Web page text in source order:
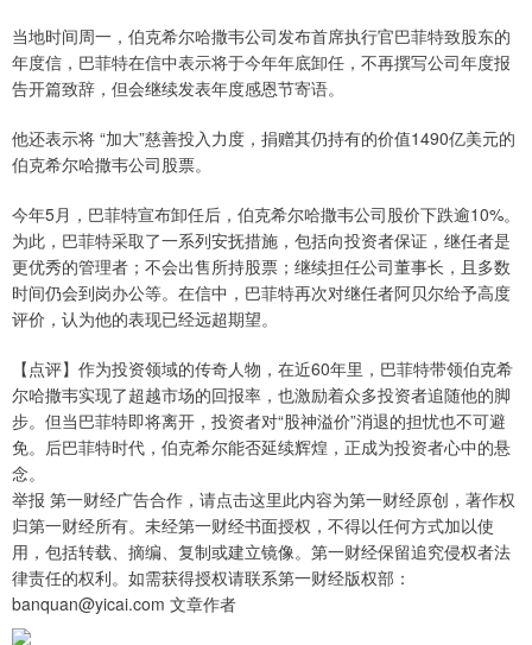
当地时间周一，伯克希尔哈撒韦公司发布首席执行官巴菲特致股东的
年度信，巴菲特在信中表示将于今年年底卸任，不再撰写公司年度报
告开篇致辞，但会继续发表年度感恩节寄语。
他还表示将 “加大”慈善投入力度，捐赠其仍持有的价值1490亿美元的
伯克希尔哈撒韦公司股票。
今年5月，巴菲特宣布卸任后，伯克希尔哈撒韦公司股价下跌逾10%。
为此，巴菲特采取了一系列安抚措施，包括向投资者保证，继任者是
更优秀的管理者；不会出售所持股票；继续担任公司董事长，且多数
时间仍会到岗办公等。在信中，巴菲特再次对继任者阿贝尔给予高度
评价，认为他的表现已经远超期望。
【点评】作为投资领域的传奇人物，在近60年里，巴菲特带领伯克希
尔哈撒韦实现了超越市场的回报率，也激励着众多投资者追随他的脚
步。但当巴菲特即将离开，投资者对“股神溢价”消退的担忧也不可避
免。后巴菲特时代，伯克希尔能否延续辉煌，正成为投资者心中的悬
念。
举报 第一财经广告合作，请点击这里此内容为第一财经原创，著作权
归第一财经所有。未经第一财经书面授权，不得以任何方式加以使
用，包括转载、摘编、复制或建立镜像。第一财经保留追究侵权者法
律责任的权利。如需获得授权请联系第一财经版权部：
banquan@yicai.com 文章作者